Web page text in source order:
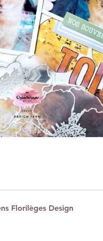
Florilèges Design